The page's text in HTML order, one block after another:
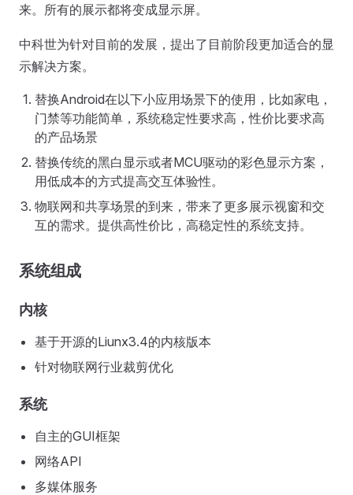
来。所有的展示都将变成显示屏。
中科世为针对目前的发展，提出了目前阶段更加适合的显
示解决方案。
替换Android在以下小应用场景下的使用，比如家电，
门禁等功能简单，系统稳定性要求高，性价比要求高
的产品场景
替换传统的黑白显示或者MCU驱动的彩色显示方案，
用低成本的方式提高交互体验性。
物联网和共享场景的到来，带来了更多展示视窗和交
互的需求。提供高性价比，高稳定性的系统支持。
系统组成
内核
基于开源的Liunx3.4的内核版本
针对物联网行业裁剪优化
系统
自主的GUI框架
网络API
多媒体服务